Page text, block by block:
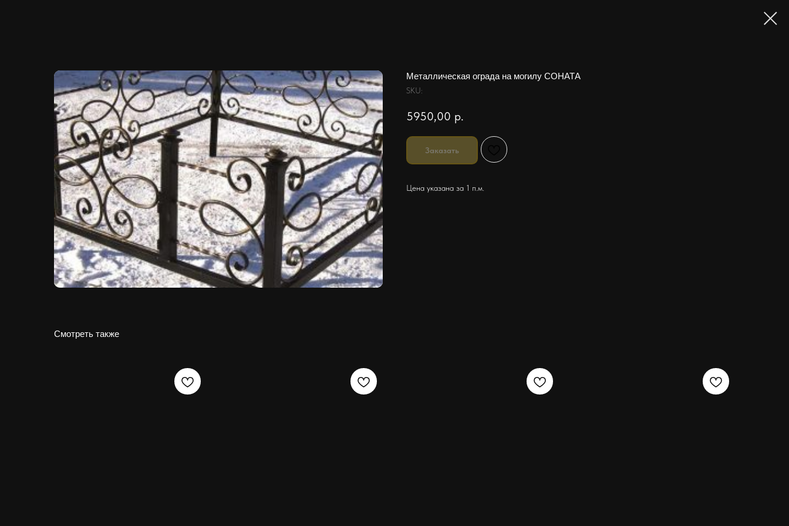
Металлическая ограда на могилу СОНАТА
SKU:
5950,00 р.
Заказать
Цена указана за 1 п.м.
Смотреть также